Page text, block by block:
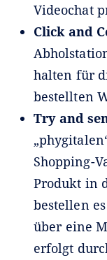
Videochat
Click and
halten für
bestellten
Try and
Shopping-
Produkt in
bestellen
über eine
erfolgt